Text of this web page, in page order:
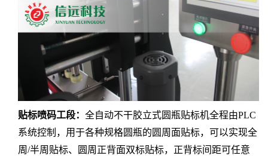
贴标喷码工段： 全自动不干胶立式圆瓶贴标机全程由PLC
系统控制，用于各种规格圆瓶的圆周面贴标，可以实现全
周/半周贴标、圆周正背面双标贴标，正背标间距可任意